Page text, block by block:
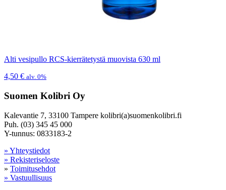
Alti vesipullo RCS-kierrätetystä muovista 630 ml
4,50 € alv. 0%
Suomen Kolibri Oy
Kalevantie 7, 33100 Tampere kolibri(a)suomenkolibri.fi
Puh. (03) 345 45 000
Y-tunnus: 0833183-2
» Yhteystiedot
» Rekisteriseloste
» Toimitusehdot
» Vastuullisuus